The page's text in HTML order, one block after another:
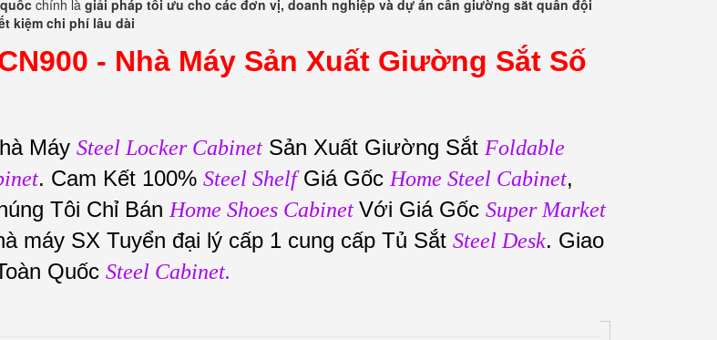
chính là giải pháp tối ưu cho các đơn vị, doanh nghiệp và dự án cần giường sắt quân đội
kiệm chi phí lâu dài
- Nhà Máy Sản Xuất Giường Sắt Số
Máy Steel Locker Cabinet Sản Xuất Giường Sắt Foldable
. Cam Kết 100% Steel ShelfGiá Gốc Home Steel Cabinet,
Tôi Chỉ Bán Home Shoes Cabinet Với Giá Gốc Super Market
máy SX Tuyển đại lý cấp 1 cung cấp Tủ Sắt Steel Desk. Giao
Quốc Steel Cabinet.